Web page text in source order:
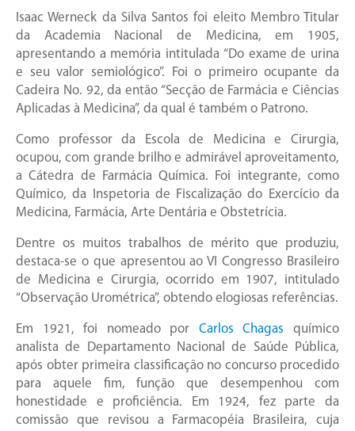
Isaac Werneck da Silva Santos foi eleito Membro Titular
da Academia Nacional de Medicina, em 1905,
apresentando a memória intitulada “Do exame de urina
e seu valor semiológico”. Foi o primeiro ocupante da
Cadeira No. 92, da então “Secção de Farmácia e Ciências
Aplicadas à Medicina”, da qual é também o Patrono.
Como professor da Escola de Medicina e Cirurgia,
ocupou, com grande brilho e admirável aproveitamento,
a Cátedra de Farmácia Química. Foi integrante, como
Químico, da Inspetoria de Fiscalização do Exercício da
Medicina, Farmácia, Arte Dentária e Obstetrícia.
Dentre os muitos trabalhos de mérito que produziu,
destaca-se o que apresentou ao VI Congresso Brasileiro
de Medicina e Cirurgia, ocorrido em 1907, intitulado
“Observação Urométrica”, obtendo elogiosas referências.
Em 1921, foi nomeado por Carlos Chagas químico
analista de Departamento Nacional de Saúde Pública,
após obter primeira classificação no concurso procedido
para aquele fim, função que desempenhou com
honestidade e proficiência. Em 1924, fez parte da
comissão que revisou a Farmacopéia Brasileira, cuja